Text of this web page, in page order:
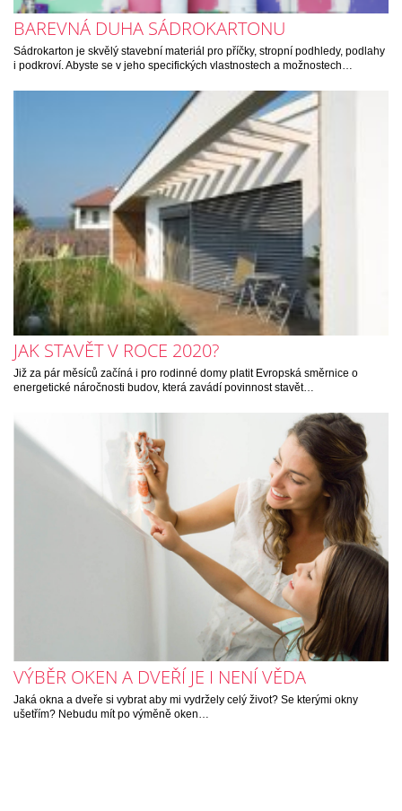
BAREVNÁ DUHA SÁDROKARTONU
Sádrokarton je skvělý stavební materiál pro příčky, stropní podhledy, podlahy
i podkroví. Abyste se v jeho specifických vlastnostech a možnostech…
JAK STAVĚT V ROCE 2020?
Již za pár měsíců začíná i pro rodinné domy platit Evropská směrnice o
energetické náročnosti budov, která zavádí povinnost stavět…
VÝBĚR OKEN A DVEŘÍ JE I NENÍ VĚDA
Jaká okna a dveře si vybrat aby mi vydržely celý život? Se kterými okny
ušetřím? Nebudu mít po výměně oken…